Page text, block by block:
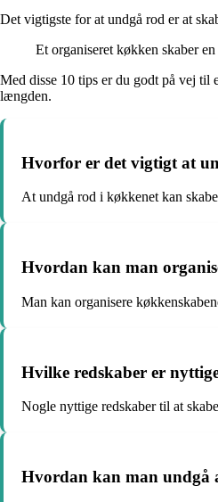
Det vigtigste for at undgå rod er at
Et organiseret køkken skaber
Med disse 10 tips er du godt på vej til
længden.
Hvorfor er det vigtigt at
At undgå rod i køkkenet kan
Hvordan kan man
Man kan organisere
Hvilke redskaber er
Nogle nyttige redskaber til at
Hvordan kan man undgå